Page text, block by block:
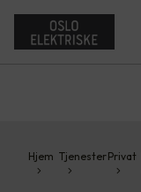
Hjem TjenesterPrivat